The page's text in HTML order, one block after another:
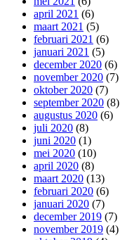
april 2021 (6)
maart 2021 (5)
februari 2021 (6)
januari 2021 (5)
december 2020 (6)
november 2020 (7)
oktober 2020 (7)
september 2020 (8)
augustus 2020 (6)
juli 2020 (8)
juni 2020 (1)
mei 2020 (10)
april 2020 (8)
maart 2020 (13)
februari 2020 (6)
januari 2020 (7)
december 2019 (7)
november 2019 (4)